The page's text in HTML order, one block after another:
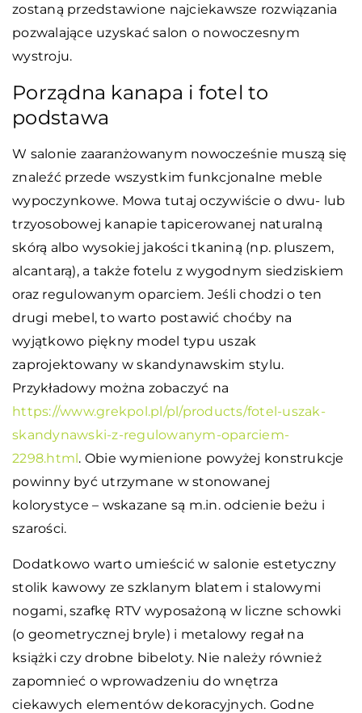
zostaną przedstawione najciekawsze rozwiązania
pozwalające uzyskać salon o nowoczesnym
wystroju.
Porządna kanapa i fotel to
podstawa
W salonie zaaranżowanym nowocześnie muszą się
znaleźć przede wszystkim funkcjonalne meble
wypoczynkowe. Mowa tutaj oczywiście o dwu- lub
trzyosobowej kanapie tapicerowanej naturalną
skórą albo wysokiej jakości tkaniną (np. pluszem,
alcantarą), a także fotelu z wygodnym siedziskiem
oraz regulowanym oparciem. Jeśli chodzi o ten
drugi mebel, to warto postawić choćby na
wyjątkowo piękny model typu uszak
zaprojektowany w skandynawskim stylu.
Przykładowy można zobaczyć na
https://www.grekpol.pl/pl/products/fotel-uszak-
skandynawski-z-regulowanym-oparciem-
2298.html. Obie wymienione powyżej konstrukcje
powinny być utrzymane w stonowanej
kolorystyce – wskazane są m.in. odcienie beżu i
szarości.
Dodatkowo warto umieścić w salonie estetyczny
stolik kawowy ze szklanym blatem i stalowymi
nogami, szafkę RTV wyposażoną w liczne schowki
(o geometrycznej bryle) i metalowy regał na
książki czy drobne bibeloty. Nie należy również
zapomnieć o wprowadzeniu do wnętrza
ciekawych elementów dekoracyjnych. Godne